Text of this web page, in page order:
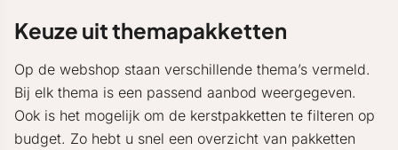
Keuze uit themapakketten
Op de webshop staan verschillende thema’s vermeld.
Bij elk thema is een passend aanbod weergegeven.
Ook is het mogelijk om de kerstpakketten te filteren op
budget. Zo hebt u snel een overzicht van pakketten